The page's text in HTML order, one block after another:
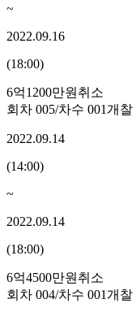
~
2022.09.16
(18:00)
6억1200만원 취소
회차 005/차수 001개찰
2022.09.14
(14:00)
~
2022.09.14
(18:00)
6억4500만원 취소
회차 004/차수 001개찰